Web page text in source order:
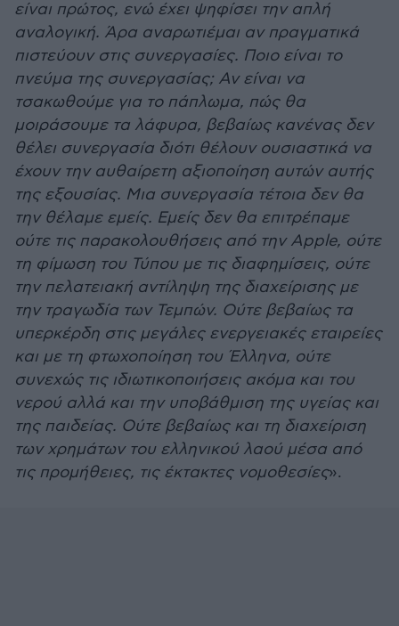
είναι πρώτος, ενώ έχει ψηφίσει την απλή
αναλογική. Άρα αναρωτιέμαι αν πραγματικά
πιστεύουν στις συνεργασίες. Ποιο είναι το
πνεύμα της συνεργασίας; Αν είναι να
τσακωθούμε για το πάπλωμα, πώς θα
μοιράσουμε τα λάφυρα, βεβαίως κανένας δεν
θέλει συνεργασία διότι θέλουν ουσιαστικά να
έχουν την αυθαίρετη αξιοποίηση αυτών αυτής
της εξουσίας. Μια συνεργασία τέτοια δεν θα
την θέλαμε εμείς. Εμείς δεν θα επιτρέπαμε
ούτε τις παρακολουθήσεις από την Apple, ούτε
τη φίμωση του Τύπου με τις διαφημίσεις, ούτε
την πελατειακή αντίληψη της διαχείρισης με
την τραγωδία των Τεμπών. Ούτε βεβαίως τα
υπερκέρδη στις μεγάλες ενεργειακές εταιρείες
και με τη φτωχοποίηση του Έλληνα, ούτε
συνεχώς τις ιδιωτικοποιήσεις ακόμα και του
νερού αλλά και την υποβάθμιση της υγείας και
της παιδείας. Ούτε βεβαίως και τη διαχείριση
των χρημάτων του ελληνικού λαού μέσα από
τις προμήθειες, τις έκτακτες νομοθεσίες».